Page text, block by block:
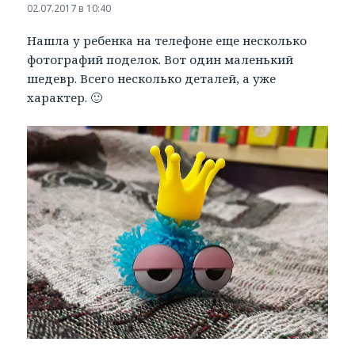
02.07.2017 в 10:40
Нашла у ребенка на телефоне еще несколько
фотографий поделок. Вот один маленький
шедевр. Всего несколько деталей, а уже
характер. 🙂